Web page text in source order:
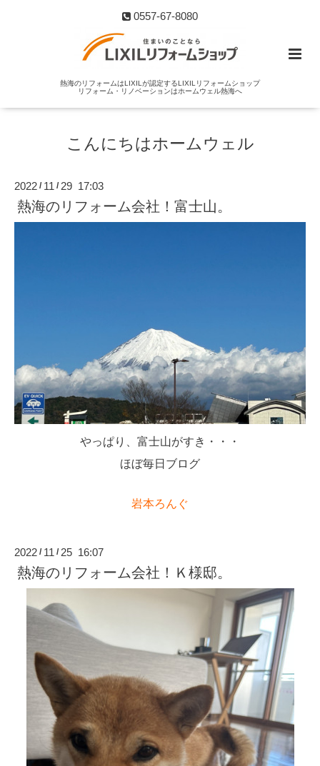
0557-67-8080
熱海のリフォームはLIXILが認定するLIXILリフォームショップ
リフォーム・リノベーションはホームウェル熱海へ
こんにちはホームウェル
2022 / 11 / 29 17:03
熱海のリフォーム会社！富士山。
やっぱり、富士山がすき・・・
ほぼ毎日ブログ
岩本ろんぐ
2022 / 11 / 25 16:07
熱海のリフォーム会社！Ｋ様邸。